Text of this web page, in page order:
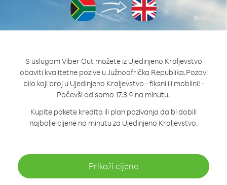
S uslugom Viber Out možete iz Ujedinjeno Kraljevstvo
obaviti kvalitetne pozive u Južnoafrička Republika.Pozovi
bilo koji broj u Ujedinjeno Kraljevstvo - fiksni ili mobilni! -
Počevši od samo 17.3 ¢ na minutu.
Kupite pakete kredita ili plan pozivanja da bi dobili
najbolje cijene na minutu za Ujedinjeno Kraljevstvo.
Prikaži cijene